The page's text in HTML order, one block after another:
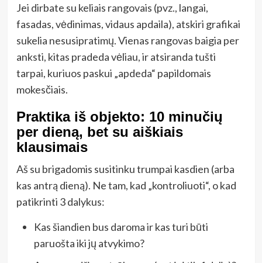
Jei dirbate su keliais rangovais (pvz., langai,
fasadas, vėdinimas, vidaus apdaila), atskiri grafikai
sukelia nesusipratimų. Vienas rangovas baigia per
anksti, kitas pradeda vėliau, ir atsiranda tušti
tarpai, kuriuos paskui „apdeda“ papildomais
mokesčiais.
Praktika iš objekto: 10 minučių
per dieną, bet su aiškiais
klausimais
Aš su brigadomis susitinku trumpai kasdien (arba
kas antrą dieną). Ne tam, kad „kontroliuoti“, o kad
patikrinti 3 dalykus:
Kas šiandien bus daroma ir kas turi būti
paruošta iki jų atvykimo?